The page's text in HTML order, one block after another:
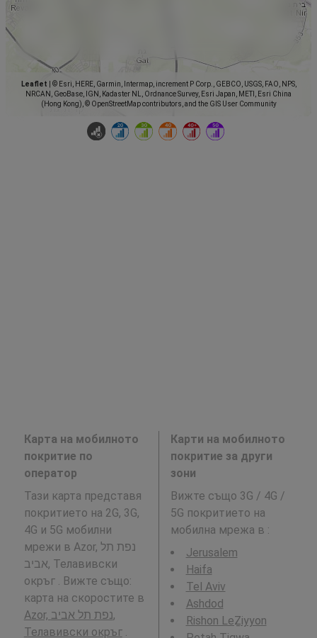
Leaflet
© Esri, HERE, Garmin, Intermap, increment P Corp., GEBCO, USGS, FAO, NPS,
NRCAN, GeoBase, IGN, Kadaster NL, Ordnance Survey, Esri Japan, METI, Esri China
(Hong Kong), © OpenStreetMap contributors, and the GIS User Community
Карта на мобилното
покритие по
оператор
Тази карта представя
покритието на 2G, 3G,
4G и 5G мобилни
мрежи в Azor, נפת תל
אביב, Телавивски
окръг . Вижте също:
карта на скоростите в
Azor, נפת תל אביב,
Телавивски окръг.
Карти на мобилното
покритие за други
зони
Вижте също 3G / 4G /
5G покритието на
мобилна мрежа в :
Jerusalem
Haifa
Tel Aviv
Ashdod
Rishon LeẔiyyon